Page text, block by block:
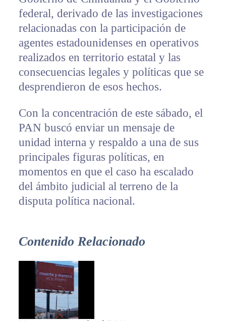
federal, derivado de las investigaciones
relacionadas con la participación de
agentes estadounidenses en operativos
realizados en territorio estatal y las
consecuencias legales y políticas que se
desprendieron de esos hechos.
Con la concentración de este sábado, el
PAN buscó enviar un mensaje de
unidad interna y respaldo a una de sus
principales figuras políticas, en
momentos en que el caso ha escalado
del ámbito judicial al terreno de la
disputa política nacional.
Contenido Relacionado